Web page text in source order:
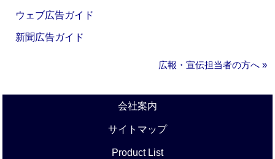
ウェブ広告ガイド
新聞広告ガイド
広報・宣伝担当者の方へ »
会社案内
サイトマップ
Product List